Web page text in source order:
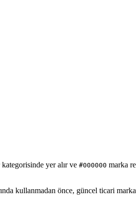
kategorisinde yer alır ve #000000 marka
kullanmadan önce, güncel ticari